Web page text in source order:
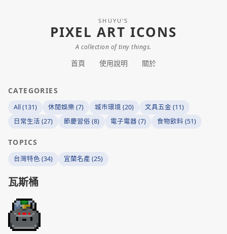
SHUYU'S
PIXEL ART ICONS
A collection of tiny things.
首頁 使用說明 關於
CATEGORIES
All (131) 休閒娛樂 (7) 城市環境 (20)
文具五金 (11)
日常生活 (27)
節慶習俗 (8) 電子電器 (7) 食物飲料 (51)
TOPICS
台灣特色 (34) 宜蘭名產 (25)
瓦斯桶